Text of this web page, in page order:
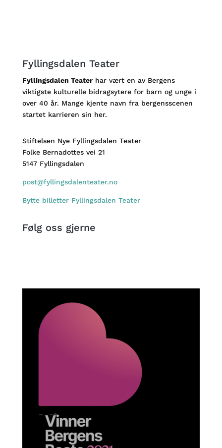
Fyllingsdalen Teater
Fyllingsdalen Teaterhar vært en av Bergens
viktigste kulturelle bidragsytere for barn og unge i
over 40 år. Mange kjente navn fra bergensscenen
startet karrieren sin her.
Stiftelsen Nye Fyllingsdalen Teater
Folke Bernadottes vei 21
5147 Fyllingsdalen
post@fyllingsdalenteater.no
Bytte billetter Fyllingsdalen Teater
Følg oss gjerne